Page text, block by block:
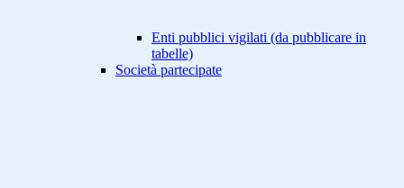
Enti pubblici vigilati (da pubblicare in
tabelle)
Società partecipate